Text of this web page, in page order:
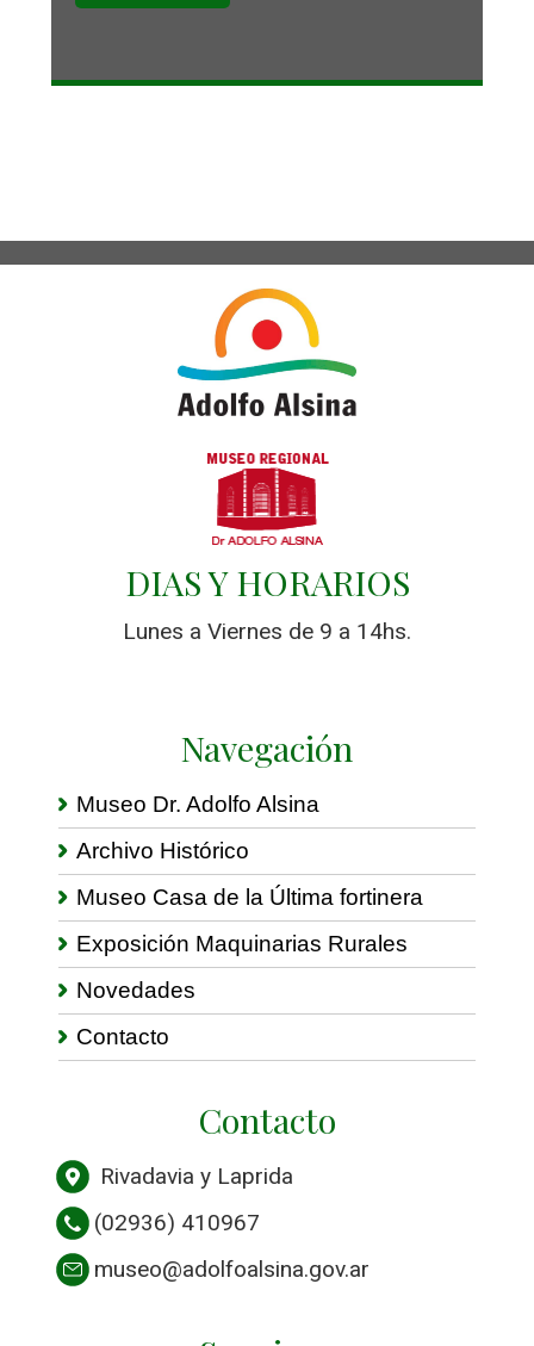
DIAS Y HORARIOS
Lunes a Viernes de 9 a 14hs.
Navegación
Museo Dr. Adolfo Alsina
Archivo Histórico
Museo Casa de la Última fortinera
Exposición Maquinarias Rurales
Novedades
Contacto
Contacto
Rivadavia y Laprida
(02936) 410967
museo@adolfoalsina.gov.ar